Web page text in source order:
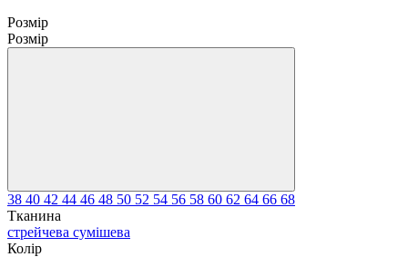
Розмір
Розмір
38 40 42 44 46 48 50 52 54 56 58 60 62 64 66 68
Тканина
стрейчева сумішева
Колір